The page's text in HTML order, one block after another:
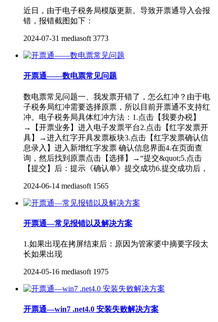
近日，由于电子税务局模版更新。导致开票通导入会报
错，报错截图如下：
2024-07-31 mediasoft 3773
开票通——数电票常见问题
数电票常见问题一、我发票开错了，怎么红冲？由于电
子税务局红冲需要选择原票，所以目前开票通不支持红
冲。电子税务局具体红冲方法：1.点击【我要办税】
→【开票业务】进入电子发票平台2.点击【红字发票开
具】→进入红字开具发票板块3.点击【红字发票确认信
息录入】进入新增红字发票 确认信息界面4.在页面查
询，然后找到原票点击【选择】→“提交&quot;5.点击
【提交】后：提示《确认单》提交成功6.提交成功后，
2024-06-14 mediasoft 1565
开票通—常见报错以及解决方案
1.如果出现在拷屏结束后：原因为管家婆中摘要字段太
长如果出现
2024-05-16 mediasoft 1975
开票通—win7 .net4.0 安装失败解决方案